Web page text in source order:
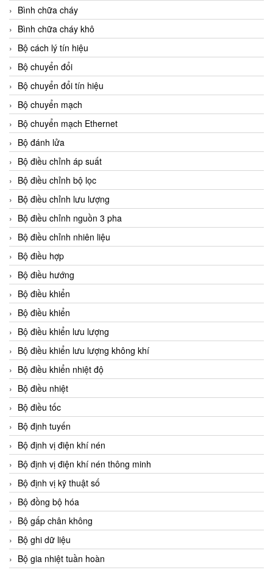
Bình chữa cháy
Bình chữa cháy khô
Bộ cách lý tín hiệu
Bộ chuyển đổi
Bộ chuyển đổi tín hiệu
Bộ chuyển mạch
Bộ chuyển mạch Ethernet
Bộ đánh lửa
Bộ điều chỉnh áp suất
Bộ điều chỉnh bộ lọc
Bộ điều chỉnh lưu lượng
Bộ điều chỉnh nguồn 3 pha
Bộ điều chỉnh nhiên liệu
Bộ điều hợp
Bộ điều hướng
Bộ điều khiển
Bộ điều khiển
Bộ điều khiển lưu lượng
Bộ điều khiển lưu lượng không khí
Bộ điều khiển nhiệt độ
Bộ điều nhiệt
Bộ điều tốc
Bộ định tuyến
Bộ định vị điện khí nén
Bộ định vị điện khí nén thông minh
Bộ định vị kỹ thuật số
Bộ đồng bộ hóa
Bộ gấp chân không
Bộ ghi dữ liệu
Bộ gia nhiệt tuần hoàn